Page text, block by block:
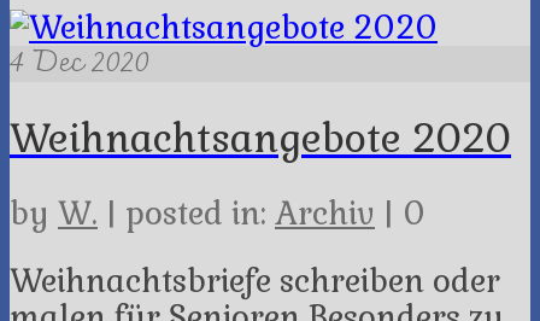
4Dec 2020
Weihnachtsangebote 2020
by W. | posted in: Archiv | 0
Weihnachtsbriefe schreiben oder